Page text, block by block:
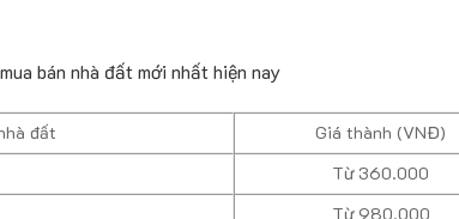
bán nhà đất mới nhất hiện nay
đất
Giá thành (VNĐ)
Từ 360.000
Từ 980.000